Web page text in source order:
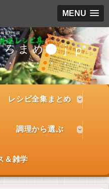
MENU
ろまめ●ｊｐ
レシピ全集まとめ
調理から選ぶ
＆雑学